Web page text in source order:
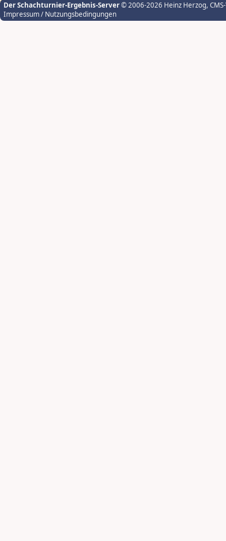
Der Schachturnier-Ergebnis-Server© 2006-2026 Heinz Herzog,
Impressum / Nutzungsbedingungen